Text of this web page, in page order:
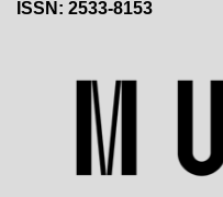
ISSN: 2533-8153